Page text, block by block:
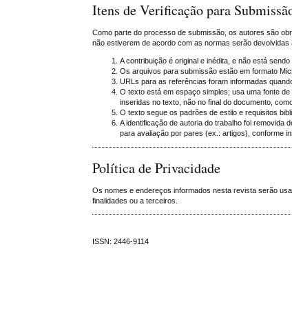
Itens de Verificação para
Como parte do processo de submissão, os autores são
não estiverem de acordo com as normas serão devolvidas
A contribuição é original e inédita, e não está
Os arquivos para submissão estão em formato
URLs para as referências foram informadas
O texto está em espaço simples; usa uma fonte
inseridas no texto, não no final do documento,
O texto segue os padrões de estilo e requisitos
A identificação de autoria do trabalho foi removida
para avaliação por pares (ex.: artigos), conforme
Política de Privacidade
Os nomes e endereços informados nesta revista serão
finalidades ou a terceiros.
ISSN: 2446-9114